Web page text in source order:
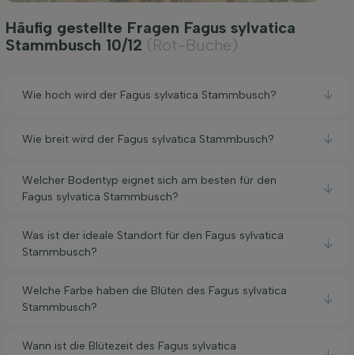
Häufig gestellte Fragen Fagus sylvatica
Stammbusch 10/12 (Rot-Buche)
Wie hoch wird der Fagus sylvatica Stammbusch?
Wie breit wird der Fagus sylvatica Stammbusch?
Welcher Bodentyp eignet sich am besten für den
Fagus sylvatica Stammbusch?
Was ist der ideale Standort für den Fagus sylvatica
Stammbusch?
Welche Farbe haben die Blüten des Fagus sylvatica
Stammbusch?
Wann ist die Blütezeit des Fagus sylvatica